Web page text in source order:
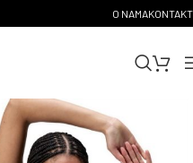
O NAMAKONTAKT